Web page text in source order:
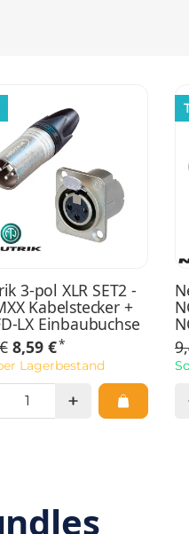
3-pol XLR SET2 -
Kabelstecker +
LX Einbaubuchse
8,59 €*
Lagerbestand